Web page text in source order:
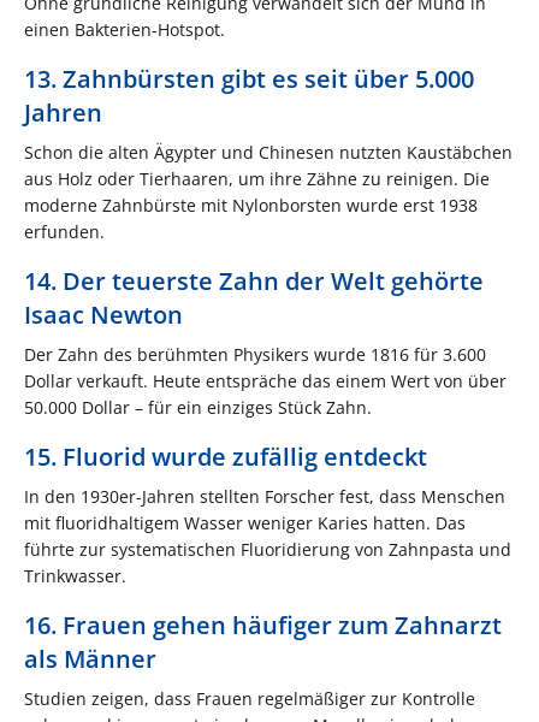
einen Bakterien-Hotspot.
13. Zahnbürsten gibt es seit über 5.000
Jahren
Schon die alten Ägypter und Chinesen nutzten Kaustäbchen
aus Holz oder Tierhaaren, um ihre Zähne zu reinigen. Die
moderne Zahnbürste mit Nylonborsten wurde erst 1938
erfunden.
14. Der teuerste Zahn der Welt gehörte
Isaac Newton
Der Zahn des berühmten Physikers wurde 1816 für 3.600
Dollar verkauft. Heute entspräche das einem Wert von über
50.000 Dollar – für ein einziges Stück Zahn.
15. Fluorid wurde zufällig entdeckt
In den 1930er-Jahren stellten Forscher fest, dass Menschen
mit fluoridhaltigem Wasser weniger Karies hatten. Das
führte zur systematischen Fluoridierung von Zahnpasta und
Trinkwasser.
16. Frauen gehen häufiger zum Zahnarzt
als Männer
Studien zeigen, dass Frauen regelmäßiger zur Kontrolle